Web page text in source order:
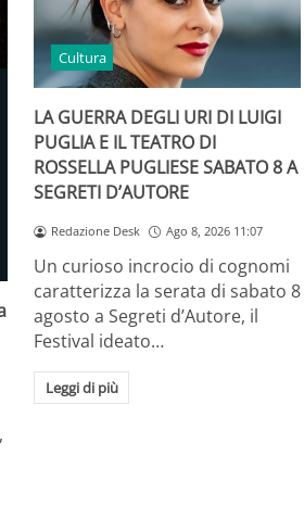
Cultura
LA GUERRA DEGLI URI DI LUIGI
PUGLIA E IL TEATRO DI
ROSSELLA PUGLIESE SABATO 8 A
SEGRETI D’AUTORE
Redazione Desk Ago 8, 2026 11:07
Un curioso incrocio di cognomi
caratterizza la serata di sabato 8
agosto a Segreti d’Autore, il
Festival ideato…
Leggi di più